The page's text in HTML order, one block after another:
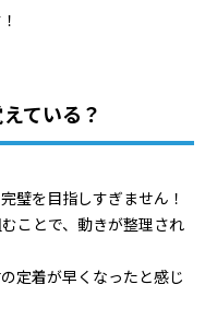
ている？
璧を目指しすぎません！
ことで、 動きが整理され
定着が早くなったと感じ